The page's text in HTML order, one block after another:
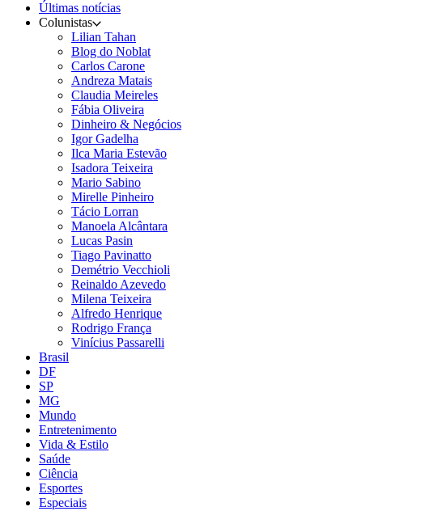
Últimas notícias
Colunistas
Lilian Tahan
Blog do Noblat
Carlos Carone
Andreza Matais
Claudia Meireles
Fábia Oliveira
Dinheiro & Negócios
Igor Gadelha
Ilca Maria Estevão
Isadora Teixeira
Mario Sabino
Mirelle Pinheiro
Tácio Lorran
Manoela Alcântara
Lucas Pasin
Tiago Pavinatto
Demétrio Vecchioli
Reinaldo Azevedo
Milena Teixeira
Alfredo Henrique
Rodrigo França
Vinícius Passarelli
Brasil
DF
SP
MG
Mundo
Entretenimento
Vida & Estilo
Saúde
Ciência
Esportes
Especiais